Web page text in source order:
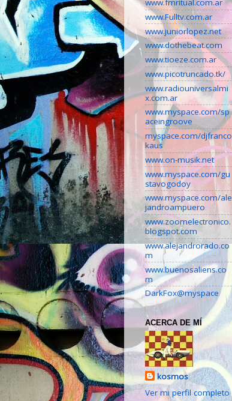
www.fmritual.com.ar
www.Fulltv.com.ar
www.juniorlopez.net
www.dothebeat.com
www.tioeze.com.ar
www.picotruncado.tk/
www.radiouniversalmi
x.com.ar
www.myspace.com/sp
aceingroove
myspace.com/djfranco
kaus
www.on-musik.net
www.myspace.com/gu
stavogodoy
www.myspace.com/ale
jandroampuero
www.zoomelectronico.
blogspot.com
www.alejandrorado.co
m
www.buenosaliens.co
m
DarkFox@myspace
ACERCA DE MÍ
kosmos
Ver mi perfil completo